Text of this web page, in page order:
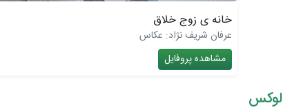
خانه ی زوج خلاق
عرفان شریف نژاد: عکاس
مشاهده پروفایل